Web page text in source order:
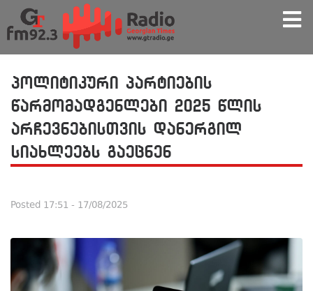
პოლიტიკური პარტიების
წარმომადგენლები 2025 წლის
არჩევნებისთვის დანერგილ
სიახლეებს გაეცნენ
Posted 17:51 - 17/08/2025